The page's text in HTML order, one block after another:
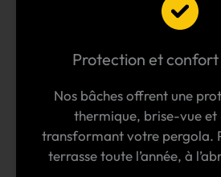
Protection et
Nos bâches offrent une
thermique, brise-vue et
transformant votre pergola.
terrasse toute l’année, à